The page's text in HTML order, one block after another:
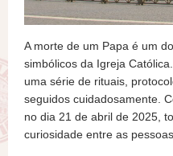
A morte de um Papa é um
simbólicos da Igreja
uma série de rituais,
seguidos cuidadosamente.
no dia 21 de abril de 2025,
curiosidade entre as